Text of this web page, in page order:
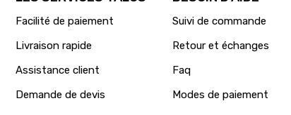
Facilité de paiement
Livraison rapide
Assistance client
Demande de devis
Suivi de commande
Retour et échanges
Faq
Modes de paiement